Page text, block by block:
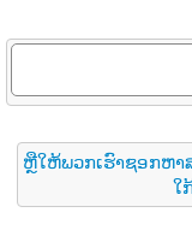
ຫຼືໃຫ້ພວກເຮົາຊອກຫາ
ໃ